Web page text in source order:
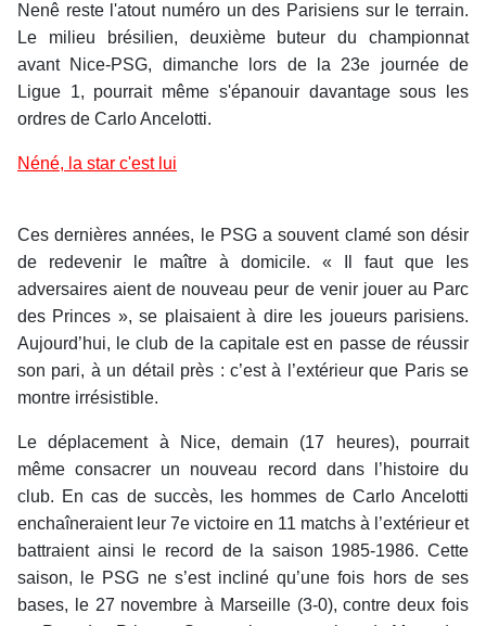
Nenê reste l'atout numéro un des Parisiens sur le terrain.
Le milieu brésilien, deuxième buteur du championnat
avant Nice-PSG, dimanche lors de la 23e journée de
Ligue 1, pourrait même s'épanouir davantage sous les
ordres de Carlo Ancelotti.
Néné, la star c'est lui
Ces dernières années, le PSG a souvent clamé son désir
de redevenir le maître à domicile. « Il faut que les
adversaires aient de nouveau peur de venir jouer au Parc
des Princes », se plaisaient à dire les joueurs parisiens.
Aujourd’hui, le club de la capitale est en passe de réussir
son pari, à un détail près : c’est à l’extérieur que Paris se
montre irrésistible.
Le déplacement à Nice, demain (17 heures), pourrait
même consacrer un nouveau record dans l’histoire du
club. En cas de succès, les hommes de Carlo Ancelotti
enchaîneraient leur 7e victoire en 11 matchs à l’extérieur et
battraient ainsi le record de la saison 1985-1986. Cette
saison, le PSG ne s’est incliné qu’une fois hors de ses
bases, le 27 novembre à Marseille (3-0), contre deux fois